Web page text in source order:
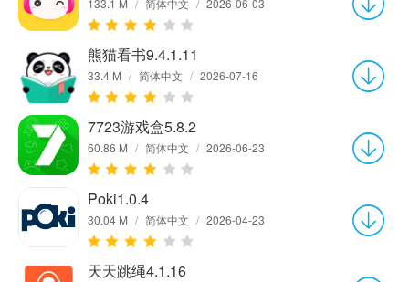
熊猫看书9.4.1.11
33.4 M / 简体中文 / 2026-07-16
7723游戏盒5.8.2
60.86 M / 简体中文 / 2026-06-23
Poki1.0.4
30.04 M / 简体中文 / 2026-04-23
天天跳绳4.1.16